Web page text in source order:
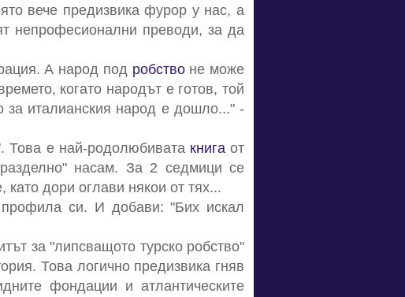
вече предизвика фурор у нас, а
непрофесионални преводи, за да
А народ под робствоне може
когато народът е готов, той
за италианския народ е дошло..." -
Това е най-родолюбивата книгаот
насам. За 2 седмици се
дори оглави някои от тях...
профила си. И добави: "Бих искал
за "липсващото турско робство"
Това логично предизвика гняв
фондации и атлантическите